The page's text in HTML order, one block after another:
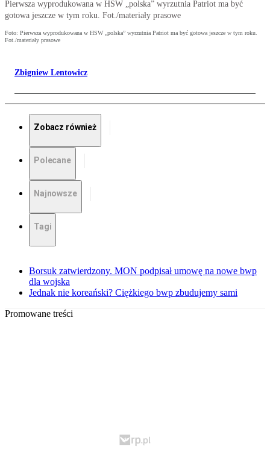
Pierwsza wyprodukowana w HSW „polska” wyrzutnia Patriot ma być
gotowa jeszcze w tym roku. Fot./materiały prasowe
Foto: Pierwsza wyprodukowana w HSW „polska” wyrzutnia Patriot ma być gotowa jeszcze w tym roku.
Fot./materiały prasowe
Zbigniew Lentowicz
Zobacz również
Polecane
Najnowsze
Tagi
Borsuk zatwierdzony. MON podpisał umowę na nowe bwp
dla wojska
Jednak nie koreański? Ciężkiego bwp zbudujemy sami
Promowane treści